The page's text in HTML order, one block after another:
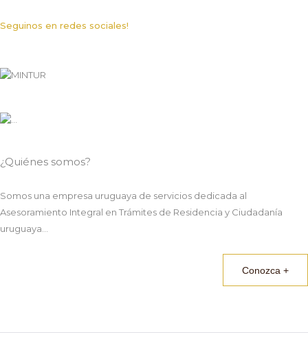
Seguinos en redes sociales!
¿Quiénes somos?
Somos una empresa uruguaya de servicios dedicada al
Asesoramiento Integral en Trámites de Residencia y Ciudadanía
uruguaya...
Conozca +